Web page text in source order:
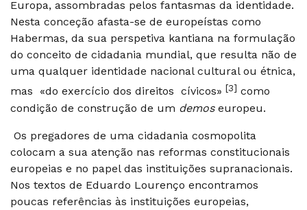
Europa, assombradas pelos fantasmas da identidade.
Nesta conceção afasta-se de europeístas como
Habermas, da sua perspetiva kantiana na formulação
do conceito de cidadania mundial, que resulta não de
uma qualquer identidade nacional cultural ou étnica,
mas «do exercício dos direitos cívicos» [3] como
condição de construção de um demoseuropeu.
Os pregadores de uma cidadania cosmopolita
colocam a sua atenção nas reformas constitucionais
europeias e no papel das instituições supranacionais.
Nos textos de Eduardo Lourenço encontramos
poucas referências às instituições europeias,